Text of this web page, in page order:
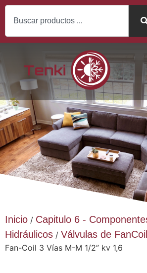
Inicio / Capitulo 6 -
Hidráulicos / Válvulas de FanCoil
Fan-Coil 3 Vías M-M 1/2” kv 1,6